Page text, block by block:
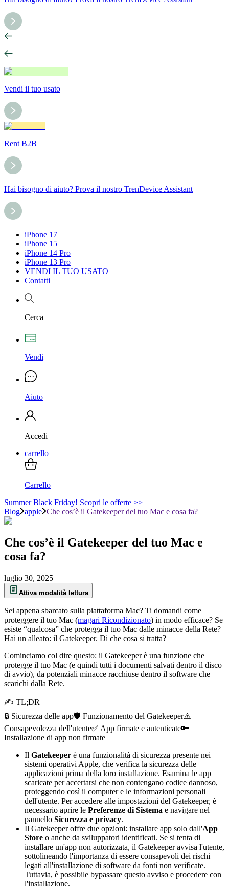
Vendi il tuo usato
Rent B2B
Hai bisogno di aiuto? Prova il nostro TrenDevice Assistant
iPhone 17
iPhone 15
iPhone 14 Pro
iPhone 13 Pro
VENDI IL TUO USATO
Contatti
Cerca
Vendi
Aiuto
Accedi
carrello
Carrello
Summer Black Friday! Scopri le offerte >>
Blog apple Che cos’è il Gatekeeper del tuo Mac e cosa fa?
Che cos’è il Gatekeeper del tuo Mac e
cosa fa?
luglio 30, 2025
Attiva modalità lettura
Sei appena sbarcato sulla piattaforma Mac? Ti domandi come
proteggere il tuo Mac (magari Ricondizionato) in modo efficace? Se
esiste “qualcosa” che protegga il tuo Mac dalle minacce della Rete?
Hai un alleato: il Gatekeeper. Di che cosa si tratta?
Cominciamo col dire questo: il Gatekeeper è una funzione che
protegge il tuo Mac (e quindi tutti i documenti salvati dentro il disco
di avvio), da potenziali minacce racchiuse dentro il software che
scarichi dalla Rete.
✍ TL;DR
🔒 Sicurezza delle app🛡️ Funzionamento del Gatekeeper⚠️
Consapevolezza dell'utente✅ App firmate e autenticate🔑
Installazione di app non firmate
Il Gatekeeper è una funzionalità di sicurezza presente nei
sistemi operativi Apple, che verifica la sicurezza delle
applicazioni prima della loro installazione. Esamina le app
scaricate per accertarsi che non contengano codice dannoso,
proteggendo così il computer e le informazioni personali
dell'utente. Per accedere alle impostazioni del Gatekeeper, è
necessario aprire le Preferenze di Sistema e navigare nel
pannello Sicurezza e privacy.
Il Gatekeeper offre due opzioni: installare app solo dall'App
Store o anche da sviluppatori identificati. Se si tenta di
installare un'app non autorizzata, il Gatekeeper avvisa l'utente,
sottolineando l'importanza di essere consapevoli dei rischi
legati all'installazione di software da fonti non verificate.
Tuttavia, è possibile bypassare questo avviso e procedere con
l'installazione.